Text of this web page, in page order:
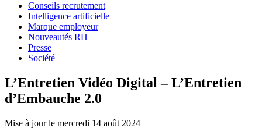
Conseils recrutement
Intelligence artificielle
Marque employeur
Nouveautés RH
Presse
Société
L’Entretien Vidéo Digital – L’Entretien
d’Embauche 2.0
Mise à jour le mercredi 14 août 2024